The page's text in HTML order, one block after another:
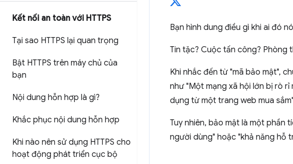
Kết nối an toàn với HTTPS
Tại sao HTTPS lại quan trọng
Bật HTTPS trên máy chủ của
bạn
Nội dung hỗn hợp là gì?
Khắc phục nội dung hỗn hợp
Khi nào nên sử dụng HTTPS cho
hoạt động phát triển cục bộ
Bạn hình dung điều gì khi ai đó
Tin tặc? Cuộc tấn công? Phòng
Khi nhắc đến từ "mã bảo mật",
như "Một mạng xã hội lớn bị rò
dụng từ một trang web mua
Tuy nhiên, bảo mật là một phần
người dùng" hoặc "khả năng hỗ